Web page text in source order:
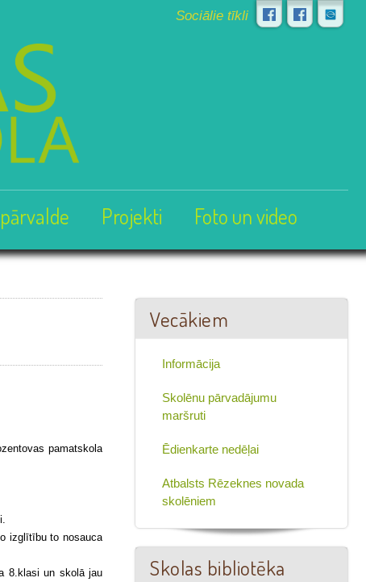
Sociālie tīkli
Projekti Foto un video
Vecākiem
Informācija
Skolēnu pārvadājumu
maršruti
Ēdienkarte nedēļai
Atbalsts Rēzeknes novada
skolēniem
Skolas bibliotēka
pamatskola
izglītību to nosauca
8.klasi un skolā jau